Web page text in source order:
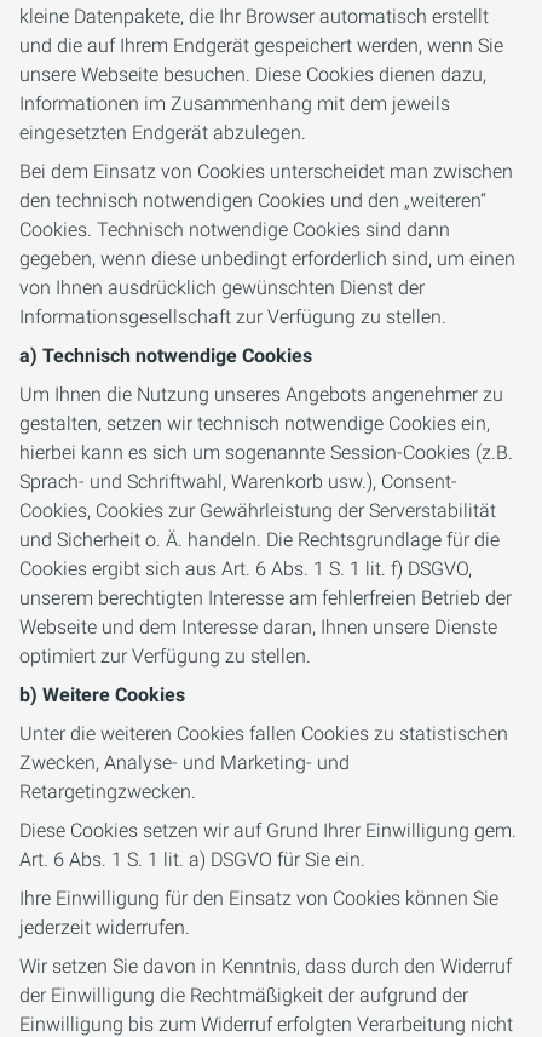
kleine Datenpakete, die Ihr Browser automatisch erstellt
und die auf Ihrem Endgerät gespeichert werden, wenn Sie
unsere Webseite besuchen. Diese Cookies dienen dazu,
Informationen im Zusammenhang mit dem jeweils
eingesetzten Endgerät abzulegen.
Bei dem Einsatz von Cookies unterscheidet man zwischen
den technisch notwendigen Cookies und den „weiteren“
Cookies. Technisch notwendige Cookies sind dann
gegeben, wenn diese unbedingt erforderlich sind, um einen
von Ihnen ausdrücklich gewünschten Dienst der
Informationsgesellschaft zur Verfügung zu stellen.
a) Technisch notwendige Cookies
Um Ihnen die Nutzung unseres Angebots angenehmer zu
gestalten, setzen wir technisch notwendige Cookies ein,
hierbei kann es sich um sogenannte Session-Cookies (z.B.
Sprach- und Schriftwahl, Warenkorb usw.), Consent-
Cookies, Cookies zur Gewährleistung der Serverstabilität
und Sicherheit o. Ä. handeln. Die Rechtsgrundlage für die
Cookies ergibt sich aus Art. 6 Abs. 1 S. 1 lit. f) DSGVO,
unserem berechtigten Interesse am fehlerfreien Betrieb der
Webseite und dem Interesse daran, Ihnen unsere Dienste
optimiert zur Verfügung zu stellen.
b) Weitere Cookies
Unter die weiteren Cookies fallen Cookies zu statistischen
Zwecken, Analyse- und Marketing- und
Retargetingzwecken.
Diese Cookies setzen wir auf Grund Ihrer Einwilligung gem.
Art. 6 Abs. 1 S. 1 lit. a) DSGVO für Sie ein.
Ihre Einwilligung für den Einsatz von Cookies können Sie
jederzeit widerrufen.
Wir setzen Sie davon in Kenntnis, dass durch den Widerruf
der Einwilligung die Rechtmäßigkeit der aufgrund der
Einwilligung bis zum Widerruf erfolgten Verarbeitung nicht